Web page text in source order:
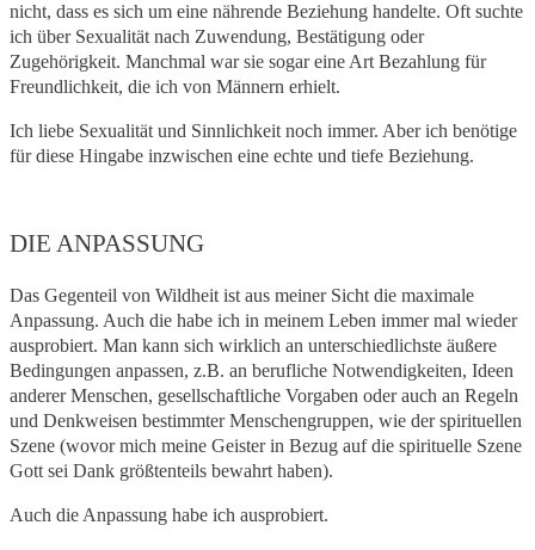
nicht, dass es sich um eine nährende Beziehung handelte. Oft suchte
ich über Sexualität nach Zuwendung, Bestätigung oder
Zugehörigkeit. Manchmal war sie sogar eine Art Bezahlung für
Freundlichkeit, die ich von Männern erhielt.
Ich liebe Sexualität und Sinnlichkeit noch immer. Aber ich benötige
für diese Hingabe inzwischen eine echte und tiefe Beziehung.
DIE ANPASSUNG
Das Gegenteil von Wildheit ist aus meiner Sicht die maximale
Anpassung. Auch die habe ich in meinem Leben immer mal wieder
ausprobiert. Man kann sich wirklich an unterschiedlichste äußere
Bedingungen anpassen, z.B. an berufliche Notwendigkeiten, Ideen
anderer Menschen, gesellschaftliche Vorgaben oder auch an Regeln
und Denkweisen bestimmter Menschengruppen, wie der spirituellen
Szene (wovor mich meine Geister in Bezug auf die spirituelle Szene
Gott sei Dank größtenteils bewahrt haben).
Auch die Anpassung habe ich ausprobiert.